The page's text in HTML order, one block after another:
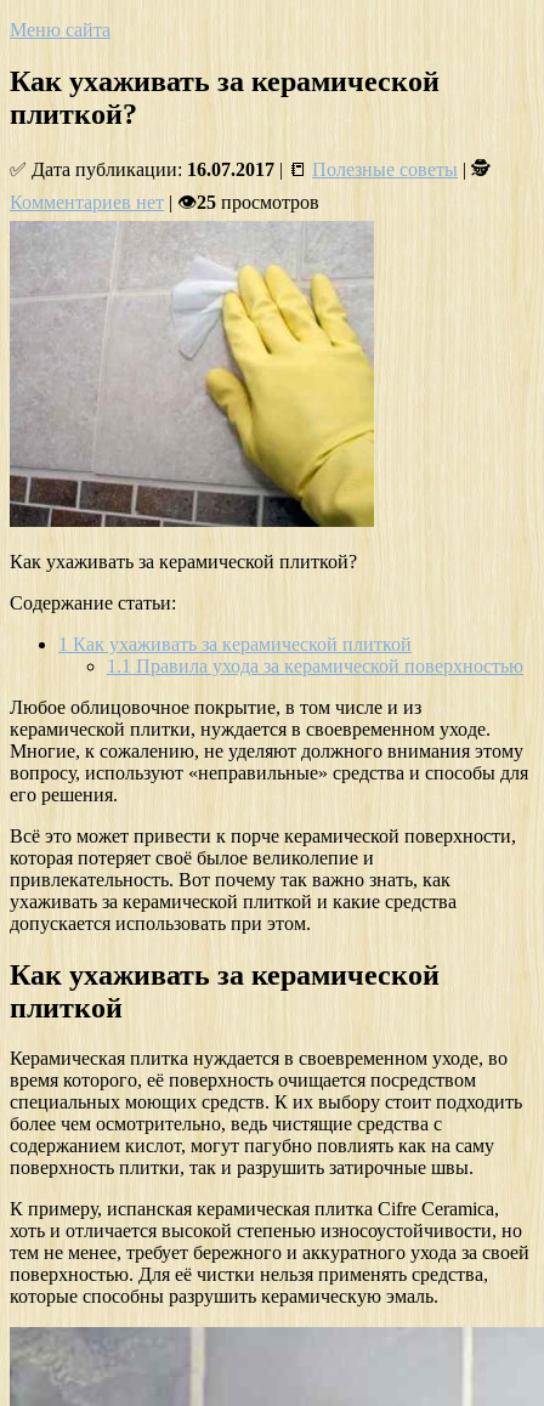
Меню сайта
Как ухаживать за керамической
плиткой?
✅ Дата публикации: 16.07.2017 | 📒 Полезные советы | 🕵
Комментариев нет | 👁25 просмотров
Как ухаживать за керамической плиткой?
Содержание статьи:
1 Как ухаживать за керамической плиткой
1.1 Правила ухода за керамической поверхностью
Любое облицовочное покрытие, в том числе и из
керамической плитки, нуждается в своевременном уходе.
Многие, к сожалению, не уделяют должного внимания этому
вопросу, используют «неправильные» средства и способы для
его решения.
Всё это может привести к порче керамической поверхности,
которая потеряет своё былое великолепие и
привлекательность. Вот почему так важно знать, как
ухаживать за керамической плиткой и какие средства
допускается использовать при этом.
Как ухаживать за керамической
плиткой
Керамическая плитка нуждается в своевременном уходе, во
время которого, её поверхность очищается посредством
специальных моющих средств. К их выбору стоит подходить
более чем осмотрительно, ведь чистящие средства с
содержанием кислот, могут пагубно повлиять как на саму
поверхность плитки, так и разрушить затирочные швы.
К примеру, испанская керамическая плитка Cifre Ceramica,
хоть и отличается высокой степенью износоустойчивости, но
тем не менее, требует бережного и аккуратного ухода за своей
поверхностью. Для её чистки нельзя применять средства,
которые способны разрушить керамическую эмаль.